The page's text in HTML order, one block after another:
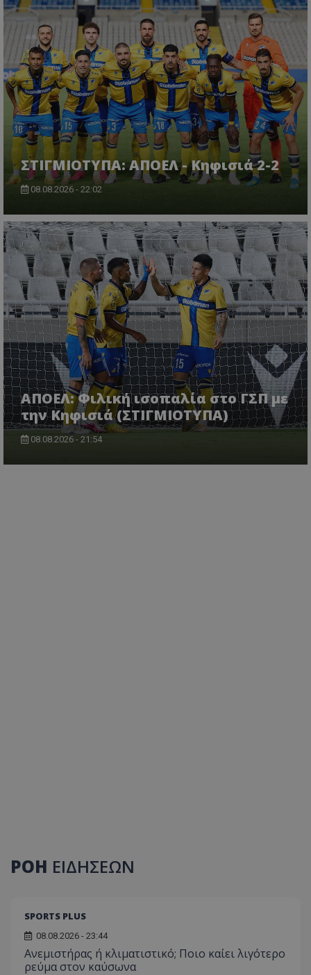
ΣΤΙΓΜΙΟΤΥΠΑ: ΑΠΟΕΛ - Κηφισιά 2-2
08.08.2026 - 22:02
ΑΠΟΕΛ: Φιλική ισοπαλία στο ΓΣΠ με
την Κηφισιά (ΣΤΙΓΜΙΟΤΥΠΑ)
08.08.2026 - 21:54
ΡΟΗ ΕΙΔΗΣΕΩΝ
SPORTS PLUS
08.08.2026 - 23:44
Ανεμιστήρας ή κλιματιστικό; Ποιο καίει λιγότερο
ρεύμα στον καύσωνα